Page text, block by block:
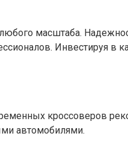
масштаба.
Инвестируя в
кроссоверов
автомобилями.